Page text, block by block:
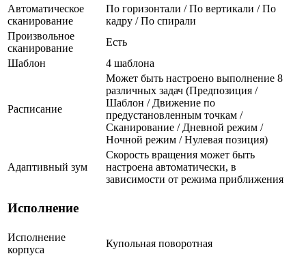
Автоматическое
сканирование
По горизонтали / По вертикали / По
кадру / По спирали
Произвольное
сканирование
Есть
Шаблон
4 шаблона
Расписание
Может быть настроено выполнение 8
различных задач (Предпозиция /
Шаблон / Движение по
предустановленным точкам /
Сканирование / Дневной режим /
Ночной режим / Нулевая позиция)
Адаптивный зум
Скорость вращения может быть
настроена автоматически, в
зависимости от режима приближения
Исполнение
Исполнение
корпуса
Купольная поворотная